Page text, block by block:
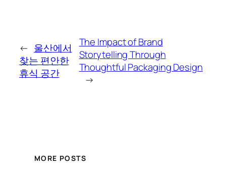
← 울산에서
찾는 편안한
휴식 공간
The Impact of Brand
Storytelling Through
Thoughtful Packaging Design
→
MORE POSTS